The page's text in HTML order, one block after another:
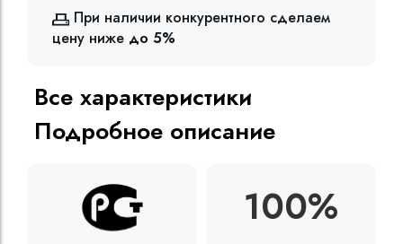
При наличии конкурентного сделаем
цену ниже до 5%
Все характеристики
Подробное описание
100%